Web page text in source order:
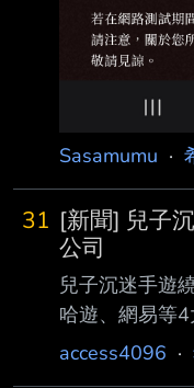
Sasamumu ·
31 [新聞] 兒子
公司
兒子沉迷手遊
哈遊、網易等
年防沉迷機制
access4096 ·